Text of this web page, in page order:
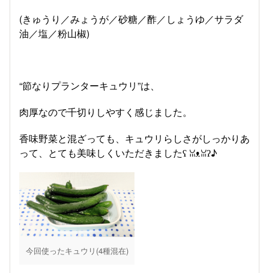
(きゅうり／みょうが／砂糖／酢／しょうゆ／サラダ
油／塩／粉山椒)
“節なりプランターキュウリ”は、
肉厚なので千切りしやすく感じました。
香味野菜と混ざっても、キュウリらしさがしっかりあ
って、とても美味しくいただきましたʕ⁠ ⁠ꈍ⁠ᴥ⁠ꈍ⁠ʔ♪
今回使ったキュウリ(4種混在)